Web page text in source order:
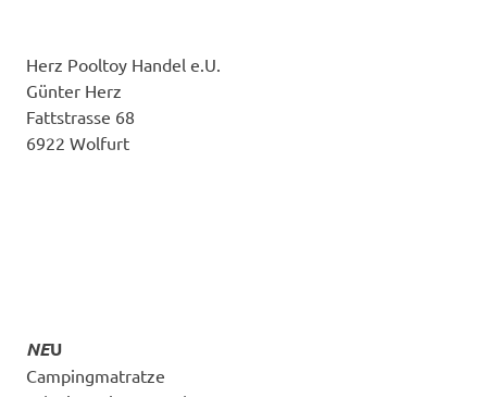
Herz Pooltoy Handel e.U.
Günter Herz
Fattstrasse 68
6922 Wolfurt
NEU
Campingmatratze